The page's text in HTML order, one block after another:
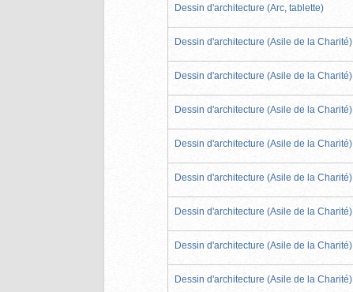
Dessin d'architecture (Arc, tablette)
Dessin d'architecture (Asile de la Charité)
Dessin d'architecture (Asile de la Charité)
Dessin d'architecture (Asile de la Charité)
Dessin d'architecture (Asile de la Charité)
Dessin d'architecture (Asile de la Charité)
Dessin d'architecture (Asile de la Charité)
Dessin d'architecture (Asile de la Charité)
Dessin d'architecture (Asile de la Charité)